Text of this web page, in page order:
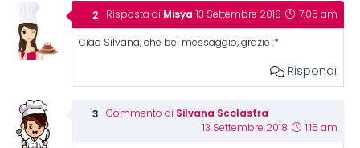
Risposta di Misya 13 Settembre 2018 7:05 am
Ciao Silvana, che bel messaggio, grazie :*
Rispondi
Commento di Silvana Scolastra
13 Settembre 2018 1:15 am